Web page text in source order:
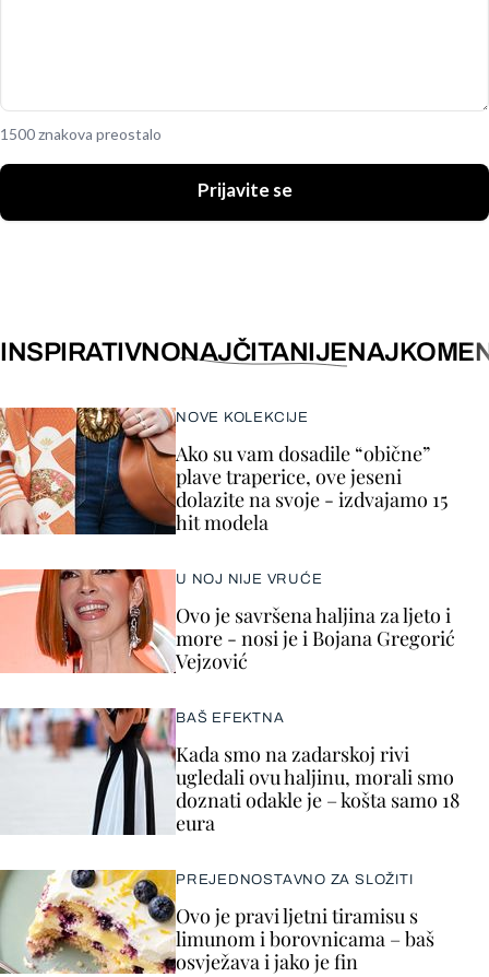
1500 znakova preostalo
Prijavite se
INSPIRATIVNONAJČITANIJE
NOVE KOLEKCIJE
Ako su vam dosadile “obične”
plave traperice, ove jeseni
dolazite na svoje - izdvajamo 15
hit modela
U NOJ NIJE VRUĆE
Ovo je savršena haljina za ljeto i
more - nosi je i Bojana Gregorić
Vejzović
BAŠ EFEKTNA
Kada smo na zadarskoj rivi
ugledali ovu haljinu, morali smo
doznati odakle je – košta samo 18
eura
PREJEDNOSTAVNO ZA SLOŽITI
Ovo je pravi ljetni tiramisu s
limunom i borovnicama – baš
osvježava i jako je fin